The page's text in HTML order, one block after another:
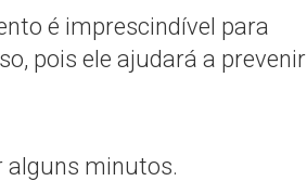
é imprescindível para
pois ele ajudará a prevenir
alguns minutos.